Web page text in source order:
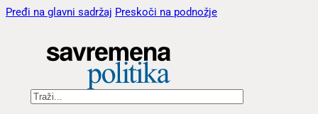
Pređi na glavni sadržaj Preskoči na podnožje
Pretraga